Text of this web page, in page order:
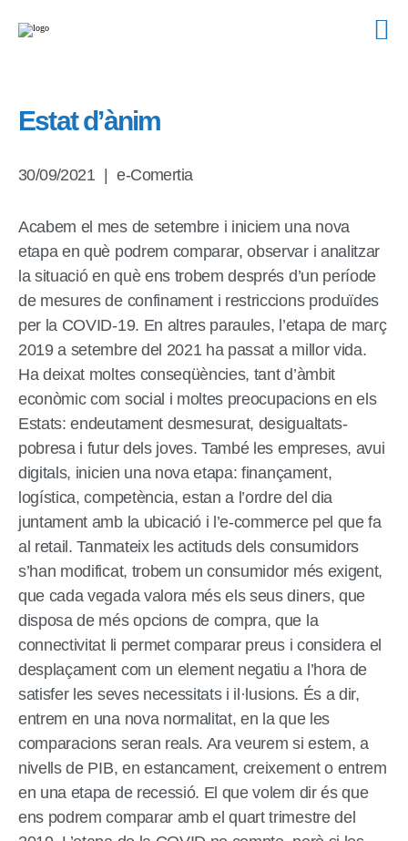
Estat d’ànim
30/09/2021 e-Comertia
Acabem el mes de setembre i iniciem una nova
etapa en què podrem comparar, observar i analitzar
la situació en què ens trobem després d’un període
de mesures de confinament i restriccions produïdes
per la COVID-19. En altres paraules, l’etapa de març
2019 a setembre del 2021 ha passat a millor vida.
Ha deixat moltes conseqüències, tant d’àmbit
econòmic com social i moltes preocupacions en els
Estats: endeutament desmesurat, desigualtats-
pobresa i futur dels joves. També les empreses, avui
digitals, inicien una nova etapa: finançament,
logística, competència, estan a l’ordre del dia
juntament amb la ubicació i l’e-commerce pel que fa
al retail. Tanmateix les actituds dels consumidors
s’han modificat, trobem un consumidor més exigent,
que cada vegada valora més els seus diners, que
disposa de més opcions de compra, que la
connectivitat li permet comparar preus i considera el
desplaçament com un element negatiu a l’hora de
satisfer les seves necessitats i il·lusions. És a dir,
entrem en una nova normalitat, en la que les
comparacions seran reals. Ara veurem si estem, a
nivells de PIB, en estancament, creixement o entrem
en una etapa de recessió. El que volem dir és que
ens podrem comparar amb el quart trimestre del